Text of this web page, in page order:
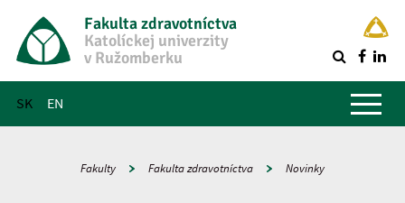
Fakulta zdravotníctva
Katolíckej univerzity
v Ružomberku
SK EN
Hlavné menu
Fakulty Fakulta zdravotníctva Novinky